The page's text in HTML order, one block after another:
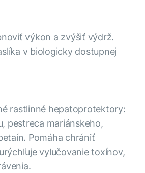
výkon a zvýšiť výdrž.
v biologicky dostupnej
rastlinné hepatoprotektory:
pestreca mariánskeho,
Pomáha chrániť
vylučovanie toxínov,